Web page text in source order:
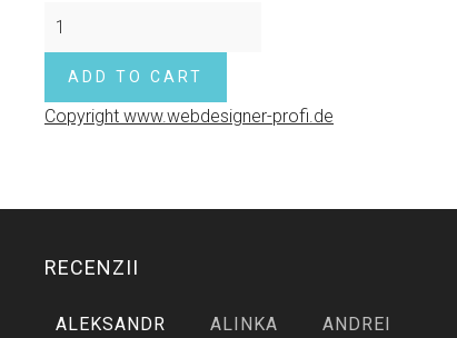
Copyright www.webdesigner-profi.de
RECENZII
ALEKSANDR ALINKA ANDREI